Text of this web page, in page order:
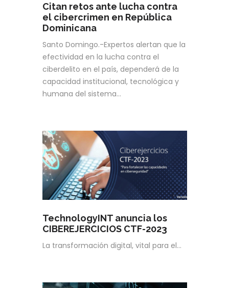
Citan retos ante lucha contra
el cibercrimen en República
Dominicana
Santo Domingo.-Expertos alertan que la
efectividad en la lucha contra el
ciberdelito en el país, dependerá de la
capacidad institucional, tecnológica y
humana del sistema…
TechnologyINT anuncia los
CIBEREJERCICIOS CTF-2023
La transformación digital, vital para el…